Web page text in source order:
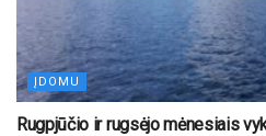
ĮDOMU
Rugpjūčio ir rugsėjo mėnesiais